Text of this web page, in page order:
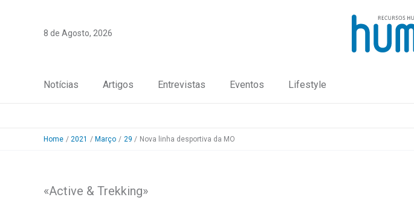
8 de Agosto, 2026
Notícias Artigos Entrevistas Eventos Lifestyle
Home 2021 Março 29 Nova linha desportiva da MO
«Active & Trekking»